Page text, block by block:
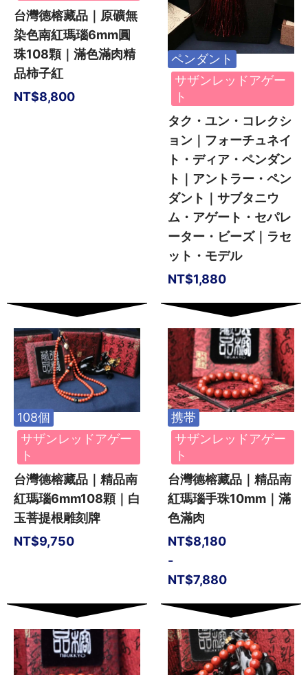
台灣德榕藏品｜原礦無
染色南紅瑪瑙6mm圓
珠108顆｜滿色滿肉精
品柿子紅
NT$8,800
ペンダント
サザンレッドアゲー
ト
タク・ユン・コレクシ
ョン｜フォーチュネイ
ト・ディア・ペンダン
ト｜アントラー・ペン
ダント｜サブタニウ
ム・アゲート・セパレ
ーター・ビーズ｜ラセ
ット・モデル
NT$1,880
108個
サザンレッドアゲー
ト
台灣德榕藏品｜精品南
紅瑪瑙6mm108顆｜白
玉菩提根雕刻牌
NT$9,750
携帯
サザンレッドアゲー
ト
台灣德榕藏品｜精品南
紅瑪瑙手珠10mm｜滿
色滿肉
NT$7,880
-
NT$8,180